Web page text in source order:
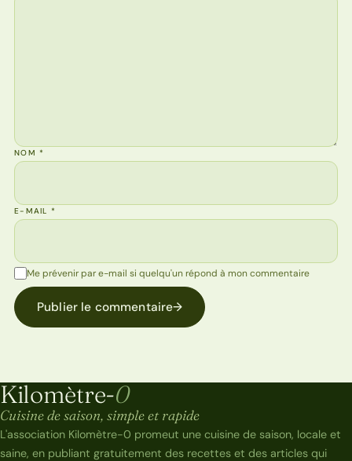
NOM*
E-MAIL*
Me prévenir par e-mail si quelqu'un répond à mon commentaire
Publier le commentaire→
Kilomètre-0
Kilomètre-0
Cuisine de saison, simple et rapide
L'association Kilomètre-0 promeut une cuisine de saison, locale et
saine, en publiant gratuitement des recettes et des articles qui